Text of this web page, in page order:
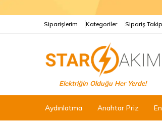
Siparişlerim Kategoriler Sipariş Takip
Elektriğin Olduğu Her Yerde!
Aydınlatma Anahtar Priz